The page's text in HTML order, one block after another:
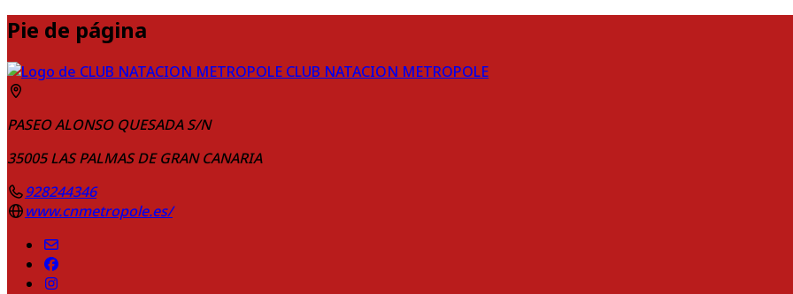
Pie de página
CLUB NATACION METROPOLE
PASEO ALONSO QUESADA S/N
35005 LAS PALMAS DE GRAN CANARIA
928244346
www.cnmetropole.es/